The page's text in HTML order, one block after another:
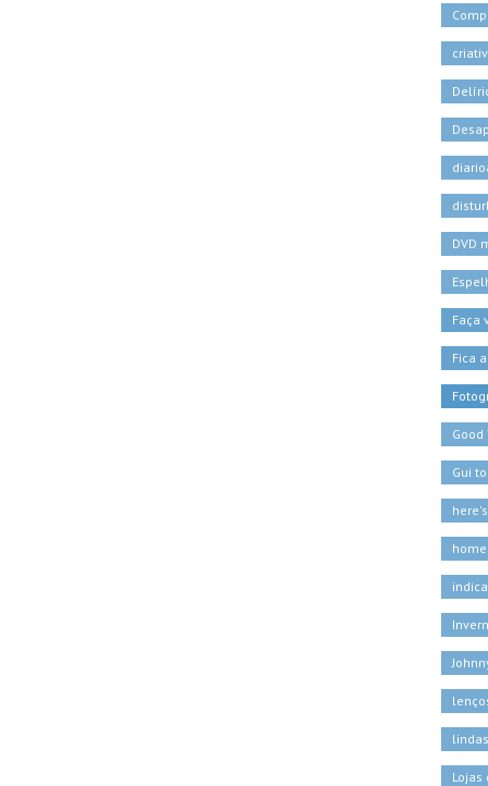
DVD
Faça
Fica
Good
Gui
lindas
Lojas